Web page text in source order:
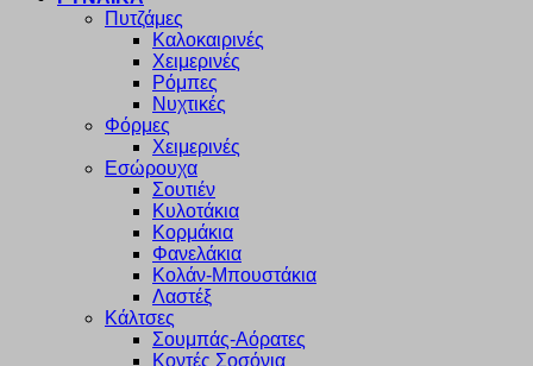
Πυτζάμες
Καλοκαιρινές
Χειμερινές
Ρόμπες
Νυχτικές
Φόρμες
Χειμερινές
Εσώρουχα
Σουτιέν
Κυλοτάκια
Κορμάκια
Φανελάκια
Κολάν-Μπουστάκια
Λαστέξ
Κάλτσες
Σουμπάς-Αόρατες
Κοντές Σοσόνια